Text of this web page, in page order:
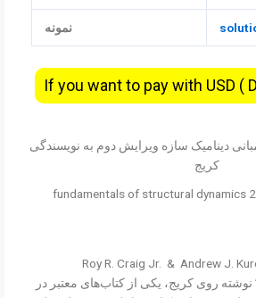
نمونه
If you want to pay with USD (
دینامیک سازه ویرایش دوم به نویسندگی
کریج
fundamentals of structural dynamics
نوشته روی کریج، یکی از کتاب‌های معتبر در